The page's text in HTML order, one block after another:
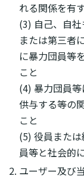
れる関係を有
(3) 自己、自
または第三者
に暴力団員等
こと
(4) 暴力団員
供与する等の
こと
(5) 役員また
員等と社会的
ユーザー及び